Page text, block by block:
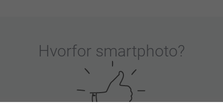
Hvorfor smartphoto?